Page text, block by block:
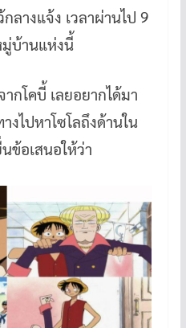
ลางแจ้ง เวลาผ่านไป 9
บ้านแห่งนี้
ากโคบี้ เลยอยากได้มา
ไปหาโซโลถึงด้านใน
ข้อเสนอให้ว่า